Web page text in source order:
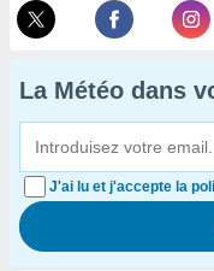
La Météo dans
J'ai lu et j'accepte la